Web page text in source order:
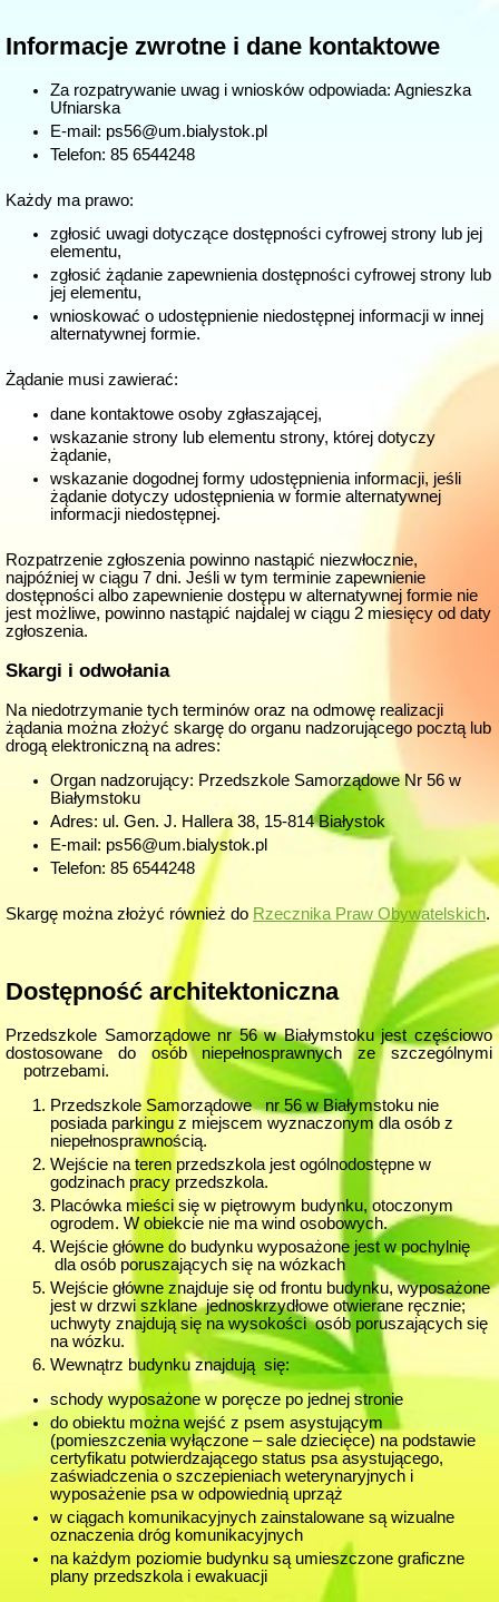
Informacje zwrotne i dane kontaktowe
Za rozpatrywanie uwag i wniosków odpowiada: Agnieszka
Ufniarska
E-mail: ps56@um.bialystok.pl
Telefon: 85 6544248
Każdy ma prawo:
zgłosić uwagi dotyczące dostępności cyfrowej strony lub jej
elementu,
zgłosić żądanie zapewnienia dostępności cyfrowej strony lub
jej elementu,
wnioskować o udostępnienie niedostępnej informacji w innej
alternatywnej formie.
Żądanie musi zawierać:
dane kontaktowe osoby zgłaszającej,
wskazanie strony lub elementu strony, której dotyczy
żądanie,
wskazanie dogodnej formy udostępnienia informacji, jeśli
żądanie dotyczy udostępnienia w formie alternatywnej
informacji niedostępnej.
Rozpatrzenie zgłoszenia powinno nastąpić niezwłocznie,
najpóźniej w ciągu 7 dni. Jeśli w tym terminie zapewnienie
dostępności albo zapewnienie dostępu w alternatywnej formie nie
jest możliwe, powinno nastąpić najdalej w ciągu 2 miesięcy od daty
zgłoszenia.
Skargi i odwołania
Na niedotrzymanie tych terminów oraz na odmowę realizacji
żądania można złożyć skargę do organu nadzorującego pocztą lub
drogą elektroniczną na adres:
Organ nadzorujący: Przedszkole Samorządowe Nr 56 w
Białymstoku
Adres: ul. Gen. J. Hallera 38, 15-814 Białystok
E-mail: ps56@um.bialystok.pl
Telefon: 85 6544248
Skargę można złożyć również do Rzecznika Praw Obywatelskich.
Dostępność architektoniczna
Przedszkole Samorządowe nr 56 w Białymstoku jest częściowo
dostosowane do osób niepełnosprawnych ze szczególnymi
potrzebami.
Przedszkole Samorządowe nr 56 w Białymstoku nie
posiada parkingu z miejscem wyznaczonym dla osób z
niepełnosprawnością.
Wejście na teren przedszkola jest ogólnodostępne w
godzinach pracy przedszkola.
Placówka mieści się w piętrowym budynku, otoczonym
ogrodem. W obiekcie nie ma wind osobowych.
Wejście główne do budynku wyposażone jest w pochylnię
dla osób poruszających się na wózkach
Wejście główne znajduje się od frontu budynku, wyposażone
jest w drzwi szklane jednoskrzydłowe otwierane ręcznie;
uchwyty znajdują się na wysokości osób poruszających się
na wózku.
Wewnątrz budynku znajdują się:
schody wyposażone w poręcze po jednej stronie
do obiektu można wejść z psem asystującym
(pomieszczenia wyłączone – sale dziecięce) na podstawie
certyfikatu potwierdzającego status psa asystującego,
zaświadczenia o szczepieniach weterynaryjnych i
wyposażenie psa w odpowiednią uprząż
w ciągach komunikacyjnych zainstalowane są wizualne
oznaczenia dróg komunikacyjnych
na każdym poziomie budynku są umieszczone graficzne
plany przedszkola i ewakuacji